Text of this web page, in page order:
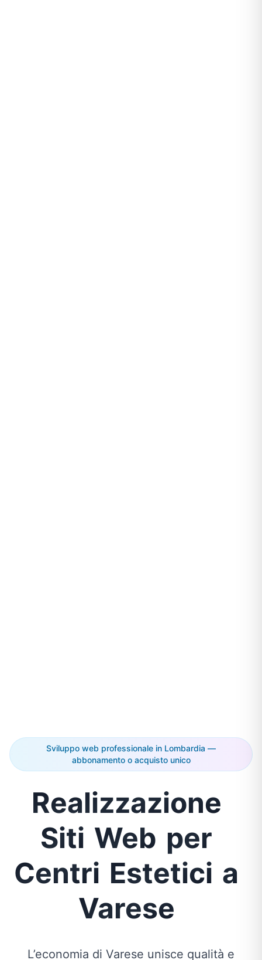
Sviluppo web professionale in Lombardia —
abbonamento o acquisto unico
Realizzazione
Siti Web per
Centri Estetici a
Varese
L’economia di Varese unisce qualità e